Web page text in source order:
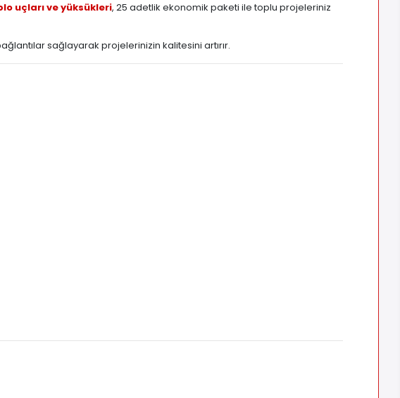
uçları ve yüksükleri, 25 adetlik ekonomik paketi ile toplu projeleriniz
sağlayarak projelerinizin kalitesini artırır.